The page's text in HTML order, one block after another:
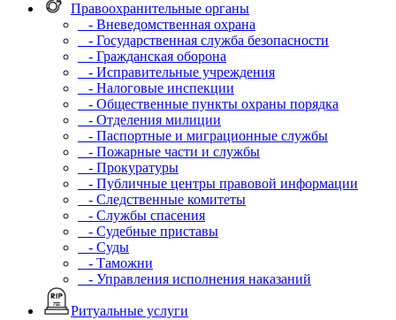
Правоохранительные органы
- Вневедомственная охрана
- Государственная служба безопасности
- Гражданская оборона
- Исправительные учреждения
- Налоговые инспекции
- Общественные пункты охраны порядка
- Отделения милиции
- Паспортные и миграционные службы
- Пожарные части и службы
- Прокуратуры
- Публичные центры правовой информации
- Следственные комитеты
- Службы спасения
- Судебные приставы
- Суды
- Таможни
- Управления исполнения наказаний
Ритуальные услуги